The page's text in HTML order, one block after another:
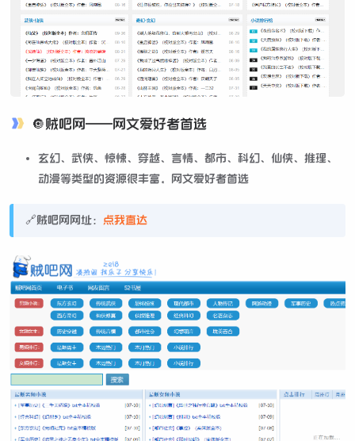
🔘贼吧网——网文爱好者首选
玄幻、武侠、惊悚、穿越、言情、都市、科幻、仙侠、推理、
动漫等类型的资源很丰富，网文爱好者首选
🔗贼吧网网址： 点我直达